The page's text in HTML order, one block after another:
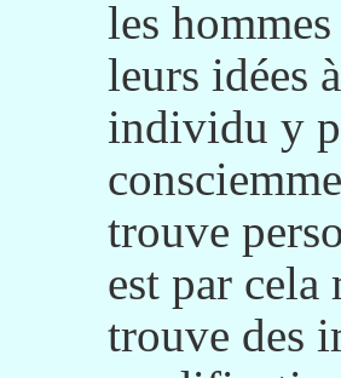
les
leurs idées
individu y
trouve
est par
trouve des